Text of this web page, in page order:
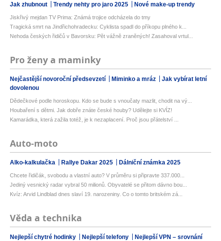
Jak zhubnout Trendy nehty pro jaro 2025 Nové make-up trendy
Jiskřivý mejdan TV Prima: Známá trojice odcházela do tmy
Tragická smrt na Jindřichohradecku: Cyklista spadl do příkopu plného k...
Nehoda českých řidičů v Bavorsku: Pět vážně zraněných! Zasahoval vrtul...
Pro ženy a maminky
Nejčastější novoroční předsevzetí Miminko a mráz
Jak vybírat letní
dovolenou
Dědečkové podle horoskopu. Kdo se bude s vnoučaty mazlit, chodit na vý...
Houbaření s dětmi. Jak dobře znáte české houby? Udělejte si KVÍZ!
Kamarádka, která zažila totéž, je k nezaplacení. Proč jsou přátelství ...
Auto-moto
Alko-kalkulačka Rallye Dakar 2025 Dálniční známka 2025
Chcete řidičák, svobodu a vlastní auto? V průměru si připravte 337.000...
Jediný vesnický radar vybral 50 milionů. Obyvatelé se přitom dávno bou...
Kvíz: Arvid Lindblad dnes slaví 19. narozeniny. Co o tomto britském zá...
Věda a technika
Nejlepší chytré hodinky Nejlepší telefony Nejlepší VPN – srovnání